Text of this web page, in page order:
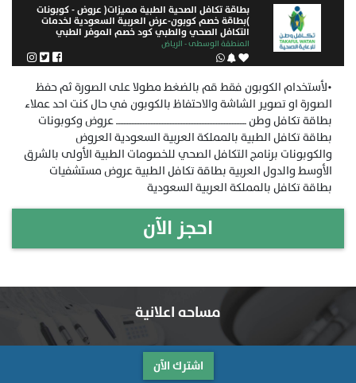
بطاقة تكافل الصحية الطبية مميزات( عروض - كوبونات
)بطاقة خصم كوبون-عرض العربية السعودية لخدمات
التكافل الصحي والطبي كود خصم الموفر الطبي
المنطقة الوسطى - الرياض
•لأستخدام الكوبون فقط قم بالضغط مطولا على الصورة ثم حفظ
الصورة او تصوير الشاشة والاحتفاظ بالكوبون في حال كنت احد عملاء
بطاقة تكافل وطن ــــــــــــــــــــــــــــــــــــــــــــــــــــــــــــــــــــــــــــــــــ عروض وكوبونات
بطاقة تكافل الطبية بالمملكة العربية السعودية العروض
والكوبونات برنامج التكافل الصحي للخصومات الطبية الأولى بالشرق
الأوسط والدول العربية بطاقة تكافل الطبية عروض مستشفيات
بطاقة تكافل بالمملكة العربية السعودية
مساحه اعلانية
اشترك الآن